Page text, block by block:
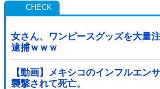
女さん、ワンピースグッズを大量
逮捕ｗｗｗ
【動画】メキシコのインフルエン
襲撃されて死亡。